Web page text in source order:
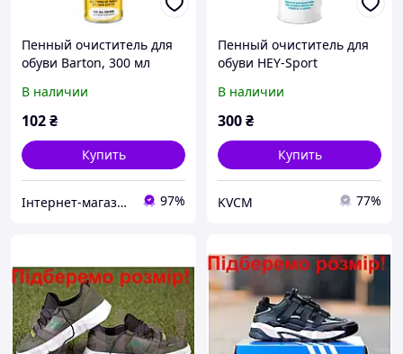
Пенный очиститель для
обуви Barton, 300 мл
В наличии
102₴
Купить
Інтернет-магазин підгузників та побутової хімії VIKI Home 97%
Пенный очиститель для
обуви HEY-Sport
В наличии
300₴
Купить
KVCM 77%